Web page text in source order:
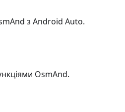
з Android Auto.
OsmAnd.